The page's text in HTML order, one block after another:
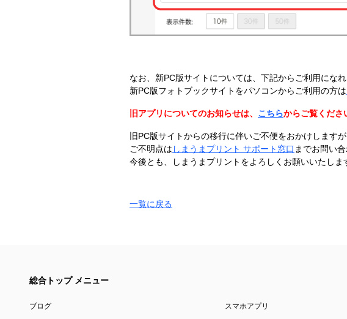
なお、新PC版サイトに​ついては、​下記から​ご利用になれ
新PC版フォトブックサイトを​パソコンから​ご利用の​方は
旧アプリについてのお知らせは、 こちらからご覧くださ
旧PC版サイトからの移行に伴いご不便をおかけします
ご不明点は しまうまプリント サポート窓口 までお問い合
今後とも、しまうまプリントをよろしくお願いいたしま
一覧に戻る
総合トップ メニュー
ブログ スマホアプリ